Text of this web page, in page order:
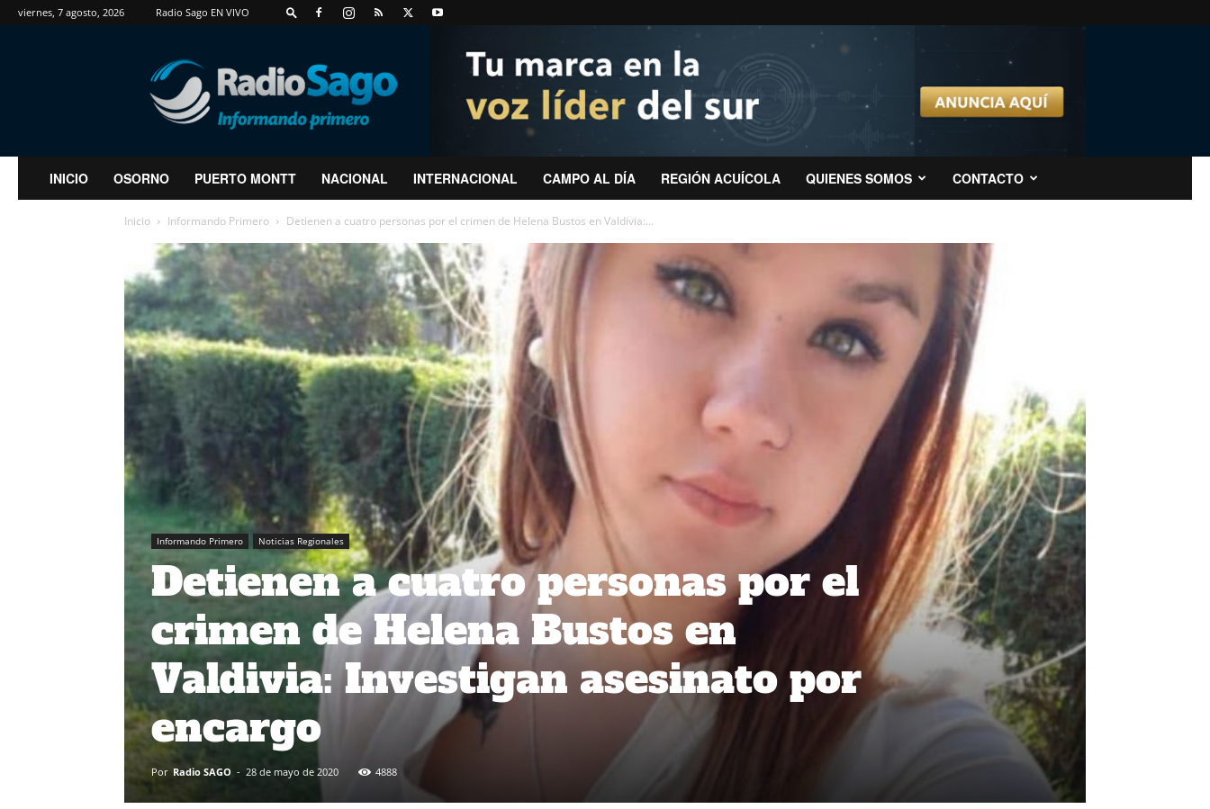
viernes, 7 agosto, 2026 Radio Sago EN VIVO
RadioSago
INICIO OSORNO PUERTO MONTT NACIONAL INTERNACIONAL CAMPO AL DÍA REGIÓN ACUÍCOLA QUIENES SOMOS CONTACTO
Inicio Informando Primero Detienen a cuatro personas por el crimen de Helena Bustos en Valdivia:...
Informando Primero Noticias Regionales
Detienen a cuatro personas por el
crimen de Helena Bustos en
Valdivia: Investigan asesinato por
encargo
Por Radio SAGO - 28 de mayo de 2020 4888